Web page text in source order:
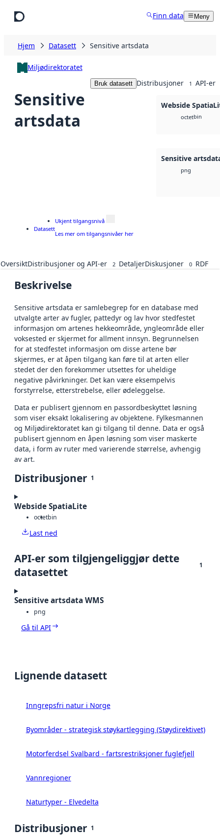
Finn data Meny
Hjem Datasett Sensitive artsdata
Miljødirektoratet
Sensitive
artsdata
Bruk datasett Distribusjoner 1 API-er
Webside
octetbin
Sensitive
png
Datasett
Ukjent tilgangsnivå
Les mer om tilgangsnivåer her
OversiktDistribusjoner og API-er 2 DetaljerDiskusjoner 0 RDF
Beskrivelse
Sensitive artsdata er samlebegrep for en database med
utvalgte arter av fugler, pattedyr og lav hvor stedfestet
informasjon om artenes hekkeområde, yngleområde eller
voksested er skjermet for allment innsyn. Begrunnelsen
for at stedfestet informasjon om disse artene bør
skjermes, er at åpen tilgang kan føre til at arten eller
stedet der den forekommer utsettes for uheldige
negative påvirkninger. Det kan være eksempelvis
forstyrrelse, etterstrebelse, eller ødeleggelse.
Data er publisert gjennom en passordbeskyttet løsning
som viser eksakt lokalisering av objektene. Fylkesmannen
og Miljødirektoratet kan gi tilgang til denne. Data er også
publisert gjennom en åpen løsning som viser maskerte
data, i form av ruter med varierende størrelse, avhengig
av art.
Distribusjoner 1
Webside SpatiaLite
octetbin
Last ned
API-er som tilgjengeliggjør dette
datasettet
1
Sensitive artsdata WMS
png
Gå til API
Lignende datasett
Inngrepsfri natur i Norge
Byområder - strategisk støykartlegging (Støydirektivet)
Motorferdsel Svalbard - fartsrestriksjoner fuglefjell
Vannregioner
Naturtyper - Elvedelta
Distribusjoner 1